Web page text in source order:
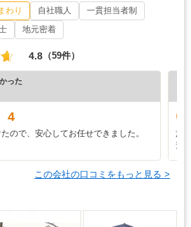
わり 自社職人
一貫担当者制
地元密着
4.8 （59件）
った
4
ので、安心してお任せできました。
施
素
この会社の口コミをもっと見る >